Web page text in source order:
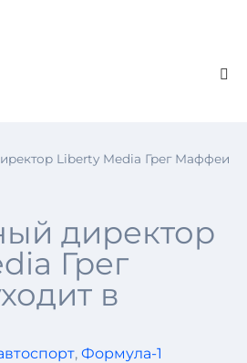
Liberty Media Грег Маффеи
директор
Грег
в
, Формула-1